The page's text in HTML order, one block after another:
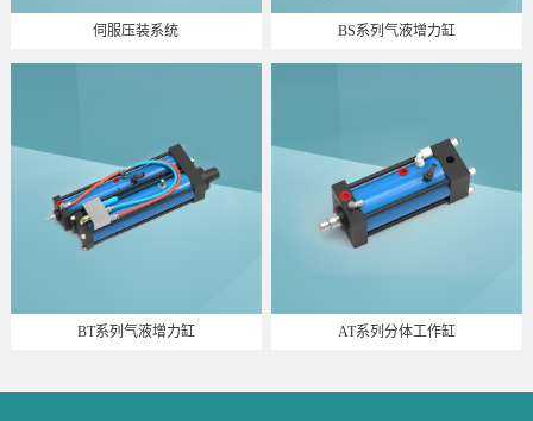
伺服压装系统 BS系列气液增力缸
BT系列气液增力缸 AT系列分体工作缸